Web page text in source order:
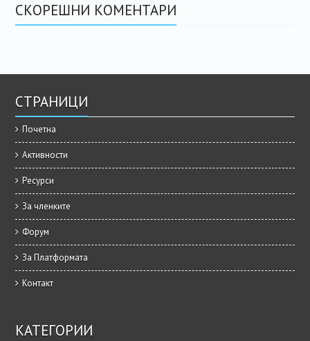
СКОРЕШНИ КОМЕНТАРИ
СТРАНИЦИ
Почетна
Активности
Ресурси
За членките
Форум
За Платформата
Контакт
КАТЕГОРИИ